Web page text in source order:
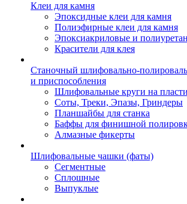
Клеи для камня
Эпоксидные клеи для камня
Полиэфирные клеи для камня
Эпоксиакриловые и
Красители для клея
Станочный шлифовально-
и приспособления
Шлифовальные круги на
Соты, Треки, Эпазы, Гриндеры
Планшайбы для станка
Баффы для финишной
Алмазные фикерты
Шлифовальные чашки (фаты)
Сегментные
Сплошные
Выпуклые